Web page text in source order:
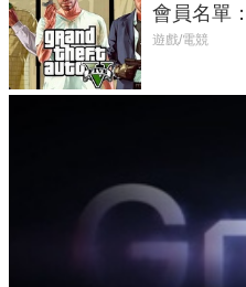
會員名單
在開掛！」
遊戲/電競